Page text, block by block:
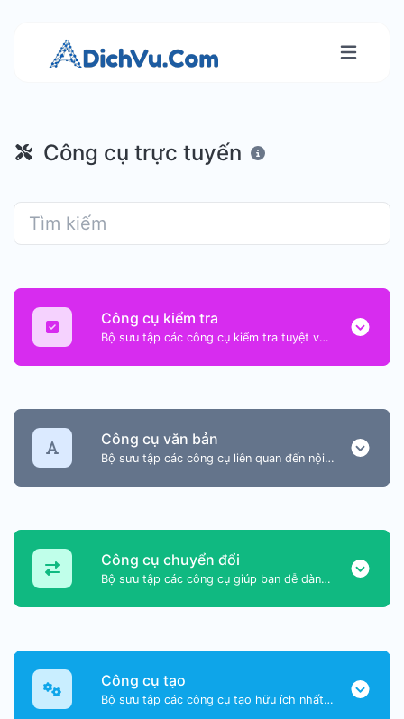
Công cụ trực tuyến
Công cụ kiểm tra
Bộ sưu tập các công cụ kiểm tra tuyệt vời để giúp bạn kiểm tra và xác minh các loại nội dung khác nhau.
Công cụ văn bản
Bộ sưu tập các công cụ liên quan đến nội dung văn bản để giúp bạn tạo, chỉnh sửa và cải thiện nội dung văn bản.
Công cụ chuyển đổi
Bộ sưu tập các công cụ giúp bạn dễ dàng chuyển đổi dữ liệu.
Công cụ tạo
Bộ sưu tập các công cụ tạo hữu ích nhất mà bạn có thể tạo dữ liệu.